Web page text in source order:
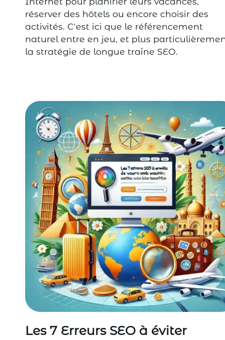
réserver des hôtels ou encore choisir des
activités. C'est ici que le référencement
naturel entre en jeu, et plus
la stratégie de longue traîne SEO.
Les 7 Erreurs SEO à éviter